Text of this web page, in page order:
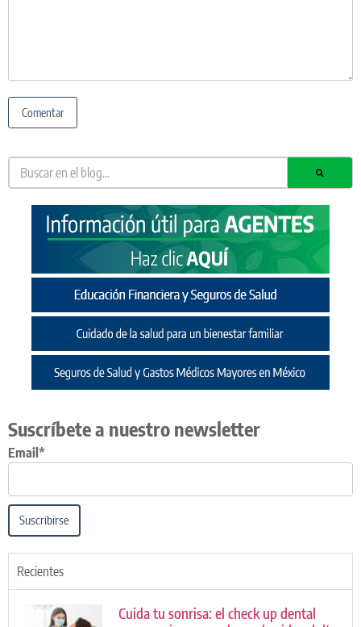
Suscríbete a nuestro newsletter
Email*
Suscribirse
Recientes
Cuida tu sonrisa: el check up dental